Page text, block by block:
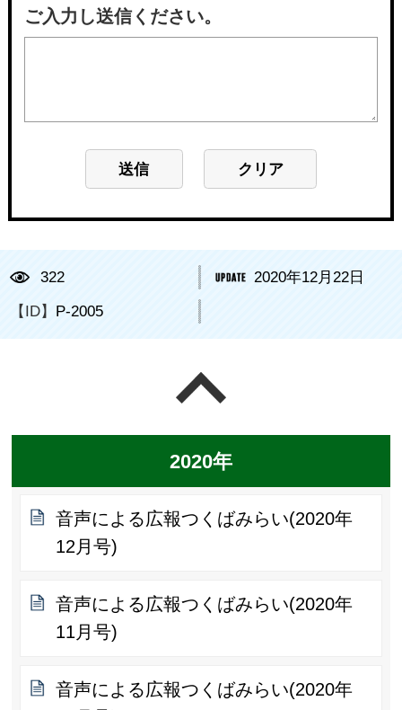
ご入力し送信ください。
322 2020年12月22日
【ID】 P-2005
2020年
音声による広報つくばみらい(2020年
12月号)
音声による広報つくばみらい(2020年
11月号)
音声による広報つくばみらい(2020年